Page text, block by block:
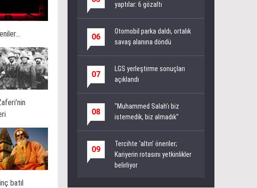
batıl
yaptılar: 6 gözaltı
06
Otomobil parka daldı, ortalık
savaş alanına döndü
07
LGS yerleştirme sonuçları
açıklandı
08
"Muhammed Salah’ı biz
istemedik, biz almadık"
09
Tercihte ‘altın’ öneriler;
Kariyerin rotasını yetkinlikler
belirliyor